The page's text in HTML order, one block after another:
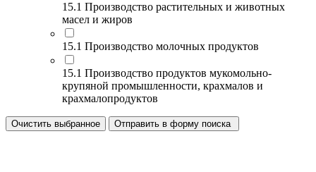
15.1 Производство растительных и животных
масел и жиров
15.1 Производство молочных продуктов
15.1 Производство продуктов мукомольно-
крупяной промышленности, крахмалов и
крахмалопродуктов